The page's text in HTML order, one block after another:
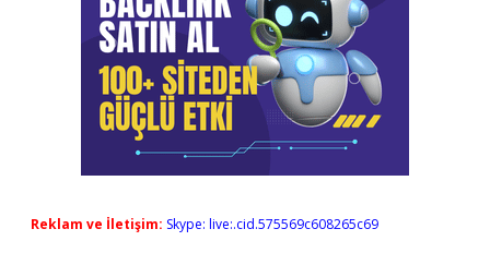
Reklam ve İletişim: Skype: live:.cid.575569c608265c69